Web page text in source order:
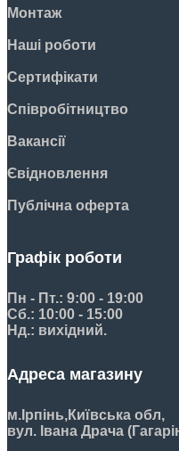
Монтаж
Наші роботи
Сертифікати
Співробітництво
Вакансії
Євідновлення
Публічна оферта
Графік роботи
Пн - Пт.: 9:00 - 19:00
Сб.: 10:00 - 15:00
Нд.: вихідний.
Адреса магазину
м.Ірпінь,Київська обл,
вул. Івана Драча